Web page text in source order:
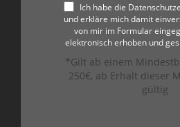
Ich habe die
und erkläre mich damit
von mir im Formular
elektronisch erhoben und
*Gilt ab einem
250€, ab Erhalt dieser
gültig